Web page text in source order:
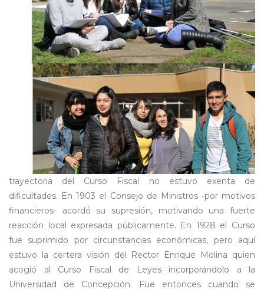
trayectoria del Curso Fiscal no estuvo exenta de
dificultades. En 1903 el Consejo de Ministros -por motivos
financieros- acordó su supresión, motivando una fuerte
reacción local expresada públicamente. En 1928 el Curso
fue suprimido por circunstancias económicas, pero aquí
estuvo la certera visión del Rector Enrique Molina quien
acogió al Curso Fiscal de Leyes incorporándolo a la
Universidad de Concepción. Fue entonces cuando se